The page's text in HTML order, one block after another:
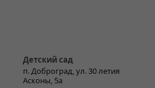
Детский сад
п. Доброград, ул. 30 летия
Асконы, 5а